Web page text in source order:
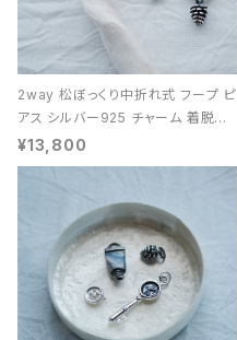
2way 松ぼっくり中折れ式 フープ ピ
アス シルバー925 チャーム 着脱可
能 レディース ユニセックス
¥13,800